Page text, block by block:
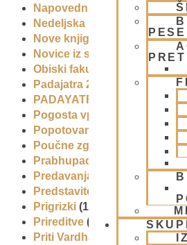
Napovednik
Nedeljska predavanja in
Nove knjige
Novice iz skupnosti
(1)
Obiski fakultete – šole
Padajatra 2008
PADAYATRA
Pogosta vprašanja
Popotovanja
Poučne zgodbe in nauki
Prabhupadovi učenci in
Predavanja
Predstavitev
Prigrizki (1)
Prireditve (7)
Priti Vardhana das
(1)